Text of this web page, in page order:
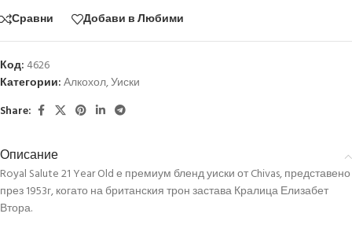
Сравни Добави в Любими
Код: 4626
Категории:Алкохол,Уиски
Share:
Описание
Royal Salute 21 Year Old е премиум бленд уиски от Chivas, представено
през 1953г, когато на британския трон застава Кралица Елизабет
Втора.